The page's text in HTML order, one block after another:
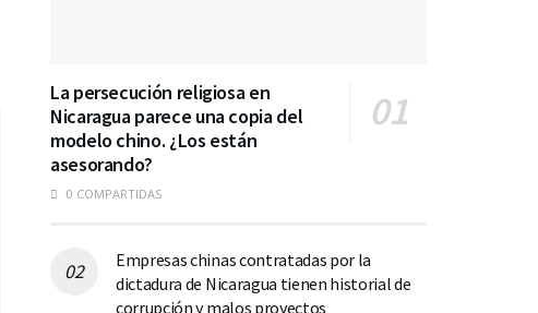
La persecución religiosa en
Nicaragua parece una copia del
modelo chino. ¿Los están
asesorando?
0 COMPARTIDAS
Empresas chinas contratadas por la
dictadura de Nicaragua tienen historial de
corrupción y malos proyectos